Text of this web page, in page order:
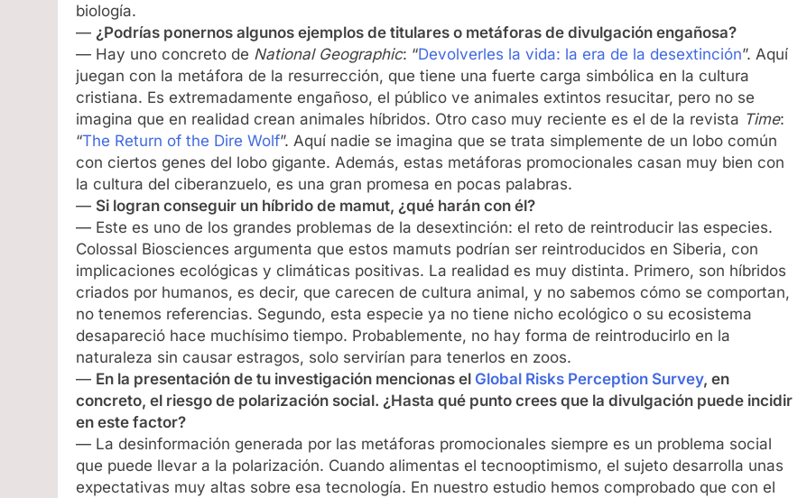
biología.
— ¿Podrías ponernos algunos ejemplos de titulares o metáforas de divulgación engañosa?
— Hay uno concreto de National Geographic: “Devolverles la vida: la era de la desextinción”. Aquí
juegan con la metáfora de la resurrección, que tiene una fuerte carga simbólica en la cultura
cristiana. Es extremadamente engañoso, el público ve animales extintos resucitar, pero no se
imagina que en realidad crean animales híbridos. Otro caso muy reciente es el de la revista Time:
“The Return of the Dire Wolf”. Aquí nadie se imagina que se trata simplemente de un lobo común
con ciertos genes del lobo gigante. Además, estas metáforas promocionales casan muy bien con
la cultura del ciberanzuelo, es una gran promesa en pocas palabras.
— Si logran conseguir un híbrido de mamut, ¿qué harán con él?
— Este es uno de los grandes problemas de la desextinción: el reto de reintroducir las especies.
Colossal Biosciences argumenta que estos mamuts podrían ser reintroducidos en Siberia, con
implicaciones ecológicas y climáticas positivas. La realidad es muy distinta. Primero, son híbridos
criados por humanos, es decir, que carecen de cultura animal, y no sabemos cómo se comportan,
no tenemos referencias. Segundo, esta especie ya no tiene nicho ecológico o su ecosistema
desapareció hace muchísimo tiempo. Probablemente, no hay forma de reintroducirlo en la
naturaleza sin causar estragos, solo servirían para tenerlos en zoos.
— En la presentación de tu investigación mencionas el Global Risks Perception Survey, en
concreto, el riesgo de polarización social. ¿Hasta qué punto crees que la divulgación puede incidir
en este factor?
— La desinformación generada por las metáforas promocionales siempre es un problema social
que puede llevar a la polarización. Cuando alimentas el tecnooptimismo, el sujeto desarrolla unas
expectativas muy altas sobre esa tecnología. En nuestro estudio hemos comprobado que con el